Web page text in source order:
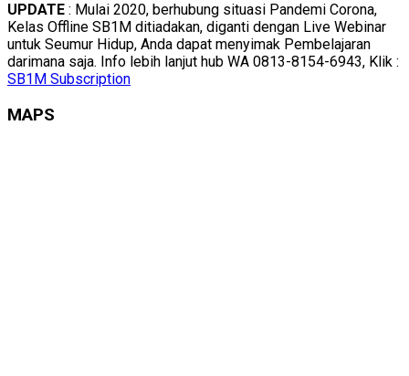
UPDATE : Mulai 2020, berhubung situasi Pandemi Corona,
Kelas Offline SB1M ditiadakan, diganti dengan Live Webinar
untuk Seumur Hidup, Anda dapat menyimak Pembelajaran
darimana saja. Info lebih lanjut hub WA 0813-8154-6943, Klik :
SB1M Subscription
MAPS